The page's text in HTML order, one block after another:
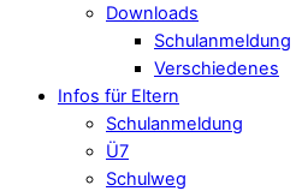
Downloads
Schulanmeldung
Verschiedenes
Infos für Eltern
Schulanmeldung
Ü7
Schulweg